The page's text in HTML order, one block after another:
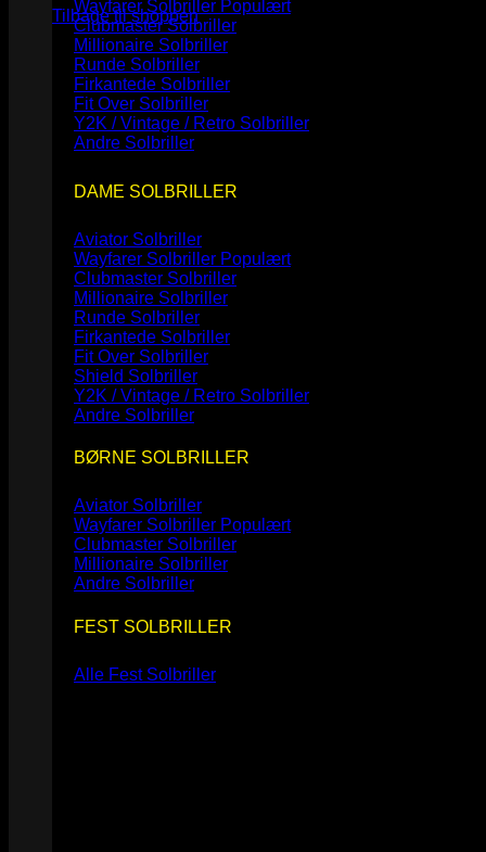
Tilbage til shoppen
Wayfarer Solbriller
Clubmaster Solbriller
Millionaire Solbriller
Runde Solbriller
Firkantede Solbriller
Fit Over Solbriller
Y2K / Vintage / Retro Solbriller
Andre Solbriller
DAME SOLBRILLER
Aviator Solbriller
Wayfarer Solbriller
Clubmaster Solbriller
Millionaire Solbriller
Runde Solbriller
Firkantede Solbriller
Fit Over Solbriller
Shield Solbriller
Y2K / Vintage / Retro Solbriller
Andre Solbriller
BØRNE SOLBRILLER
Aviator Solbriller
Wayfarer Solbriller
Clubmaster Solbriller
Millionaire Solbriller
Andre Solbriller
FEST SOLBRILLER
Alle Fest Solbriller